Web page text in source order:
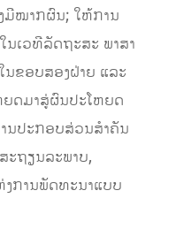
ມີໝາກຜົນ; ໃຫ້ການ
ເວທີລັດຖະສະ ພາສາ
ນຂອບສອງຝ່າຍ ແລະ
ຍດມາສູ່ຜົນປະໂຫຍດ
ນປະກອບສ່ວນສຳຄັນ
ະຖຽນລະພາບ,
ການພັດທະນາແບບ